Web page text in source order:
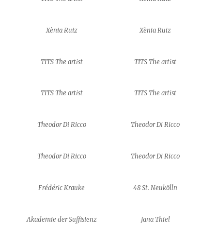
Xènia Ruiz Xènia Ruiz
TITS The artist TITS The artist
TITS The artist TITS The artist
Theodor Di Ricco Theodor Di Ricco
Theodor Di Ricco Theodor Di Ricco
Frédéric Krauke 48 St. Neukölln
Akademie der Suffisienz Jana Thiel